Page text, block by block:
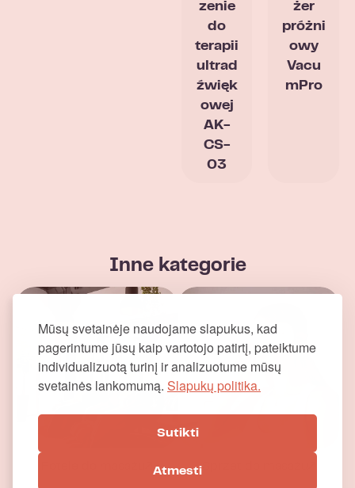
Mūsų svetainėje naudojame slapukus, kad
pagerintume jūsų kaip vartotojo patirtį, pateiktume
individualizuotą turinį ir analizuotume mūsų
svetainės lankomumą. Slapukų politika.
Sutikti
Atmesti
zenie
do
terapii
ultrad
źwięk
owej
AK-
CS-
03
żer
próżni
owy
Vacu
mPro
Inne kategorie
Sprzęt do masażu